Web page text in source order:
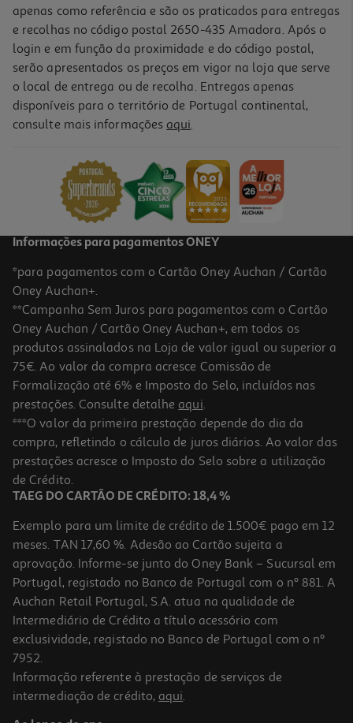
Powerbank Qilive 600183092 Preto 10 000 Mah 15w
18,99 €
Powerbank Magnetico Qilive 600137893 5000mah Branco
17.99 €/un
17,99 €
Powerbank Baseus Bipow Pro 20w 10000mah Azul
apenas como referência e são os praticados para entregas
e recolhas no código postal 2650-435 Amadora. Após o
login e em função da proximidade e do código postal,
serão apresentados os preços em vigor na loja que serve
o local de entrega ou de recolha. Entregas apenas
disponíveis para o território de Portugal continental,
consulte mais informações aqui.
Informações para pagamentos ONEY
*para pagamentos com o Cartão Oney Auchan / Cartão
Oney Auchan+.
**Campanha Sem Juros para pagamentos com o Cartão
Oney Auchan / Cartão Oney Auchan+, em todos os
produtos assinalados na Loja de valor igual ou superior a
75€. Ao valor da compra acresce Comissão de
Formalização até 6% e Imposto do Selo, incluídos nas
prestações. Consulte detalhe aqui.
***O valor da primeira prestação depende do dia da
compra, refletindo o cálculo de juros diários. Ao valor das
prestações acresce o Imposto do Selo sobre a utilização
de Crédito.
TAEG DO CARTÃO DE CRÉDITO: 18,4 %
Exemplo para um limite de crédito de 1.500€ pago em 12
meses. TAN 17,60 %. Adesão ao Cartão sujeita a
aprovação. Informe-se junto do Oney Bank – Sucursal em
Portugal, registado no Banco de Portugal com o nº 881. A
Auchan Retail Portugal, S.A. atua na qualidade de
Intermediário de Crédito a título acessório com
exclusividade, registado no Banco de Portugal com o nº
7952.
Informação referente à prestação de serviços de
intermediação de crédito, aqui.